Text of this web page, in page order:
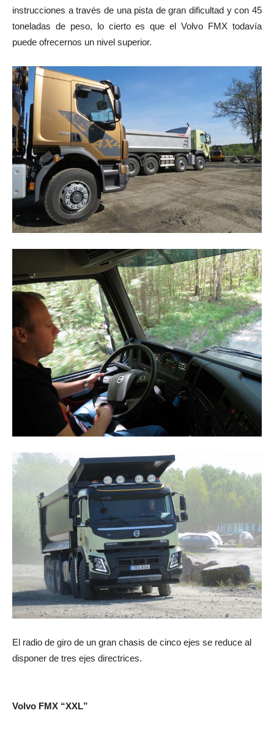
instrucciones a través de una pista de gran dificultad y con 45
toneladas de peso, lo cierto es que el Volvo FMX todavía
puede ofrecernos un nivel superior.
El radio de giro de un gran chasis de cinco ejes se reduce al
disponer de tres ejes directrices.
Volvo FMX “XXL”